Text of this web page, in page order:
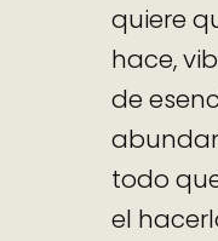
quiere
hace,
de
todo
el